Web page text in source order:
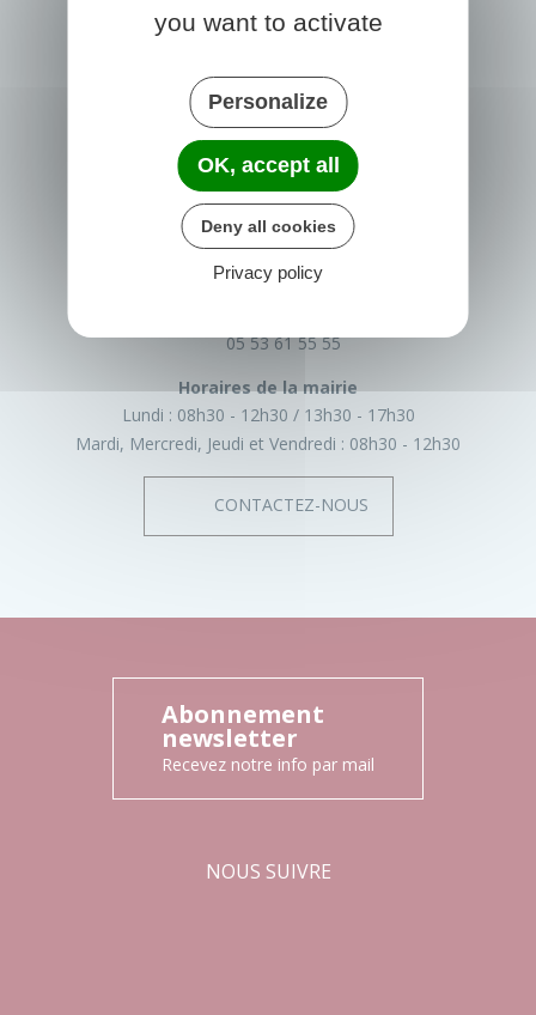
PRIGONRIEUX
1 Place du Groupe Loiseau
24130 Prigonrieux
05 53 61 55 55
Horaires de la mairie
Lundi : 08h30 - 12h30
13h30 - 17h30
Mardi, Mercredi, Jeudi et Vendredi : 08h30 - 12h30
CONTACTEZ-NOUS
Abonnement
newsletter
Recevez notre info par mail
NOUS SUIVRE
you want to activate
Personalize
OK, accept all
Deny all cookies
Privacy policy